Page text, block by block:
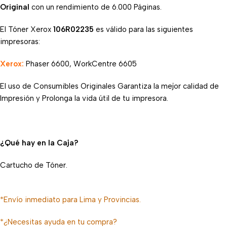
Original con un rendimiento de 6.000 Páginas.
El Tóner Xerox 106R02235 es válido para las siguientes
impresoras:
Xerox: Phaser 6600, WorkCentre 6605
El uso de Consumibles Originales Garantiza la mejor calidad de
Impresión y Prolonga la vida útil de tu impresora.
¿Qué hay en la Caja?
Cartucho de Tóner.
*Envío inmediato para Lima y Provincias.
*¿Necesitas ayuda en tu compra?